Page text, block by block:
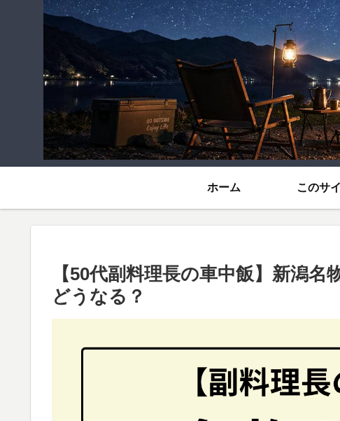
ホーム このサ
【50代副料理長の車中飯】新潟
どうなる？